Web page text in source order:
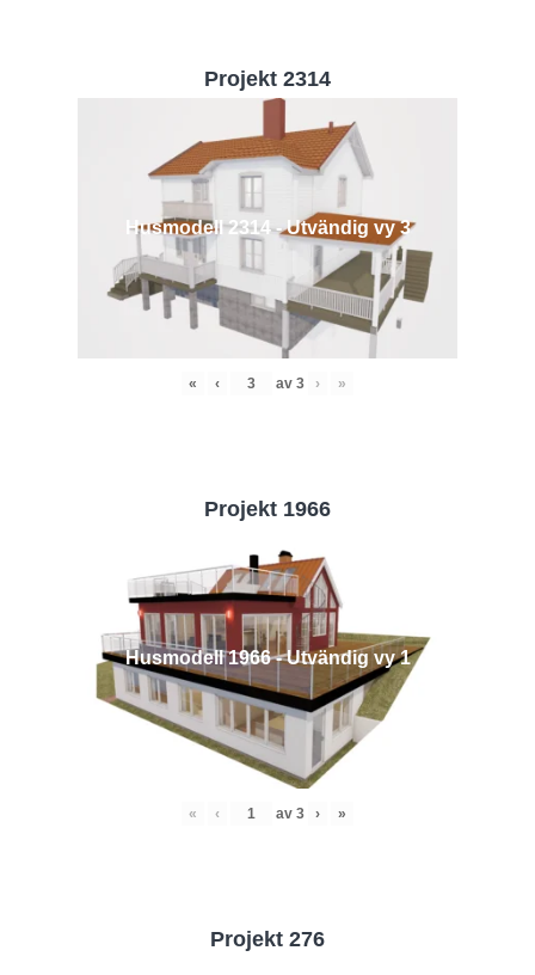
Projekt 2314
Husmodell 2314 - Utvändig vy 3
« ‹ av 3 › »
Projekt 1966
Husmodell 1966 - Utvändig vy 1
« ‹ av 3 › »
Projekt 276